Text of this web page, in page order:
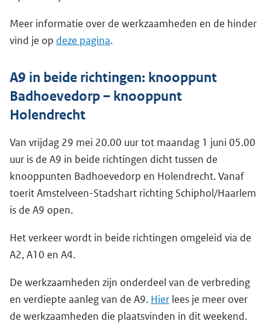
Meer informatie over de werkzaamheden en de hinder
vind je op deze pagina.
A9 in beide richtingen: knooppunt
Badhoevedorp – knooppunt
Holendrecht
Van vrijdag 29 mei 20.00 uur tot maandag 1 juni 05.00
uur is de A9 in beide richtingen dicht tussen de
knooppunten Badhoevedorp en Holendrecht. Vanaf
toerit Amstelveen-Stadshart richting Schiphol/Haarlem
is de A9 open.
Het verkeer wordt in beide richtingen omgeleid via de
A2, A10 en A4.
De werkzaamheden zijn onderdeel van de verbreding
en verdiepte aanleg van de A9. Hier lees je meer over
de werkzaamheden die plaatsvinden in dit weekend.